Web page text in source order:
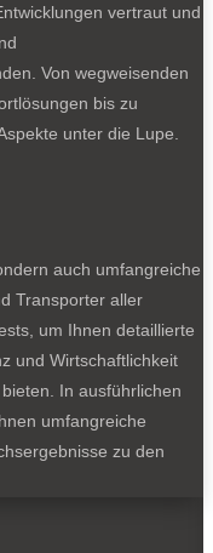
auch ein Rechner
bei kniffligen
damit die
auf die Straße
für den
Ausfällen und
vertraut und
Von wegweisenden
bis zu
unter die Lupe.
auch umfangreiche
Transporter aller
um Ihnen detaillierte
und Wirtschaftlichkeit
In ausführlichen
umfangreiche
zu den